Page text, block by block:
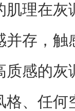
理在
并存，
感的
格、任何